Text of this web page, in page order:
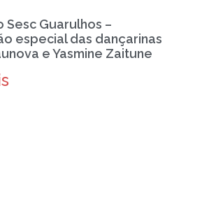
Sesc Guarulhos –
especial das dançarinas
e Yasmine Zaitune